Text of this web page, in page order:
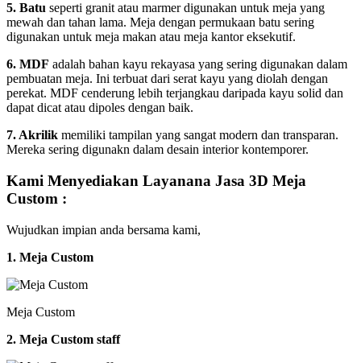
5. Batu seperti granit atau marmer digunakan untuk meja yang
mewah dan tahan lama. Meja dengan permukaan batu sering
digunakan untuk meja makan atau meja kantor eksekutif.
6. MDF adalah bahan kayu rekayasa yang sering digunakan dalam
pembuatan meja. Ini terbuat dari serat kayu yang diolah dengan
perekat. MDF cenderung lebih terjangkau daripada kayu solid dan
dapat dicat atau dipoles dengan baik.
7. Akrilik memiliki tampilan yang sangat modern dan transparan.
Mereka sering digunakn dalam desain interior kontemporer.
Kami Menyediakan Layanana Jasa 3D Meja
Custom :
Wujudkan impian anda bersama kami,
1. Meja Custom
Meja Custom
2. Meja Custom staff